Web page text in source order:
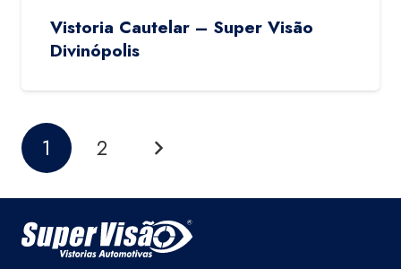
Vistoria Cautelar – Super Visão
Divinópolis
1 2